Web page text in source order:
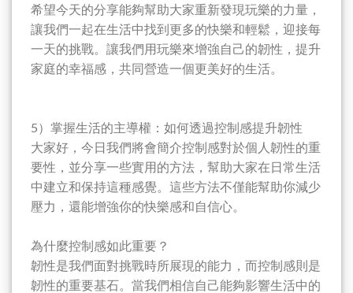
希望今天的分享能夠幫助大家重新發現玩樂的力量，
讓我們一起在生活中找到更多的快樂和輕鬆，迎接每
一天的挑戰。讓我們用玩樂來增強自己的韌性，提升
家庭的幸福感，共同營造一個更美好的生活。
5）掌握生活的主導權：如何透過控制感提升韌性
大家好，今日我們將會簡介控制感對於個人韌性的重
要性，並分享一些實用的方法，幫助大家在日常生活
中建立和保持這種感覺。這些方法不僅能幫助你減少
壓力，還能增強你的快樂感和自信心。
為什麼控制感如此重要？
韌性是我們面對挑戰時所展現的能力，而控制感則是
韌性的重要基石。當我們相信自己能夠影響生活中的